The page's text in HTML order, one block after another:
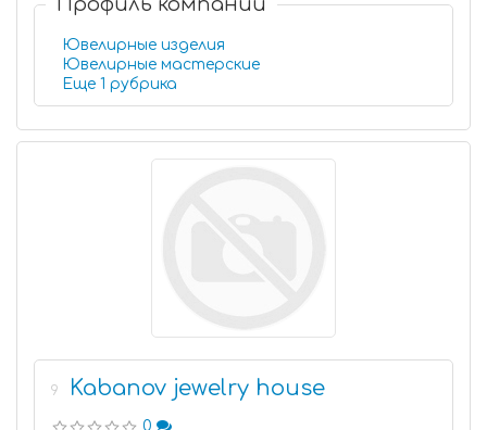
Профиль компании
Ювелирные изделия
Ювелирные мастерские
Еще 1 рубрика
9 Kabanov jewelry house
0